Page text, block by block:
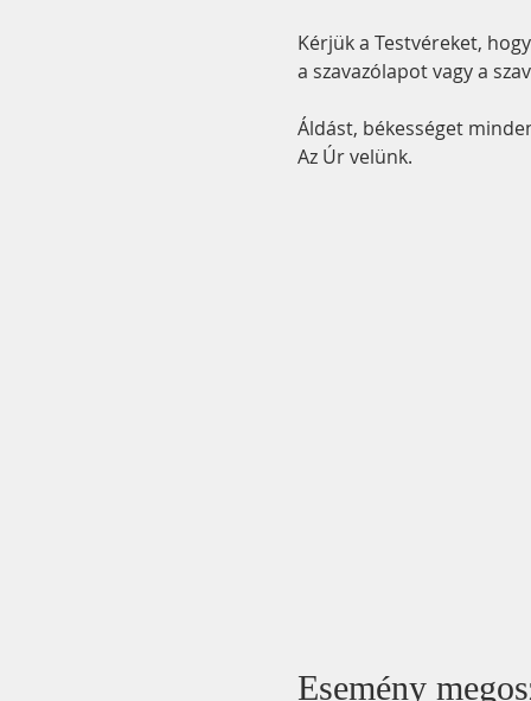
Kérjük a Testvéreket,
a szavazólapot vagy a
Áldást, békességet
Az Úr velünk.
Esemény